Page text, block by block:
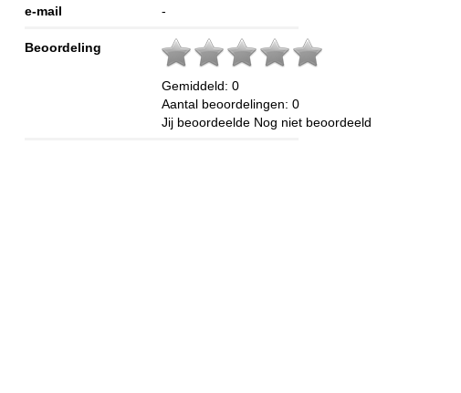
e-mail -
Beoordeling
Gemiddeld:0
Aantal beoordelingen:0
Jij beoordeelde Nog niet beoordeeld